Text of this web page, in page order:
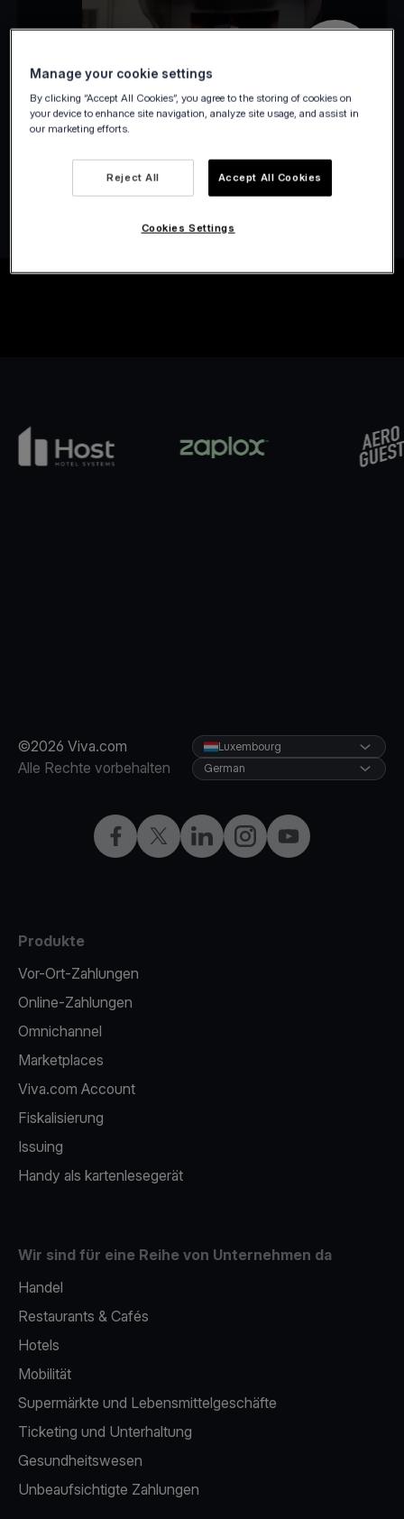
©2026 Viva.com
Alle Rechte vorbehalten
Facebook
X LinkedInInstagramYouTube
Luxembourg
German
Produkte
Vor-Ort-Zahlungen
Online-Zahlungen
Omnichannel
Marketplaces
Viva.com Account
Fiskalisierung
Issuing
Handy als kartenlesegerät
Wir sind für eine Reihe von Unternehmen da
Handel
Restaurants & Cafés
Hotels
Mobilität
Supermärkte und Lebensmittelgeschäfte
Ticketing und Unterhaltung
Gesundheitswesen
Unbeaufsichtigte Zahlungen
Manage your cookie settings
By clicking “Accept All Cookies”, you agree to the storing of cookies on
your device to enhance site navigation, analyze site usage, and assist in
our marketing efforts.
Reject All Accept All Cookies
Cookies Settings